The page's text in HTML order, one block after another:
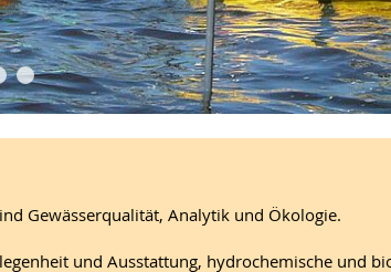
Gewässerqualität, Analytik und Ökologie.
und Ausstattung, hydrochemische und